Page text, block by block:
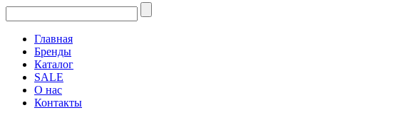
Главная
Бренды
Каталог
SALE
О нас
Контакты